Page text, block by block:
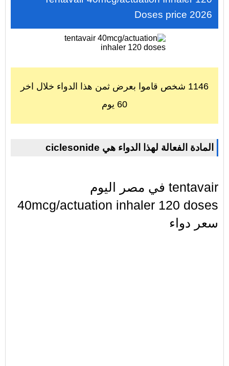
Doses price 2026
1146 شخص قاموا بعرض ثمن هذا الدواء خلال اخر
60 يوم
ciclesonide المادة الفعالة لهذا الدواء هي
في مصر اليوم tentavair
40mcg/actuation inhaler 120 doses
سعر دواء